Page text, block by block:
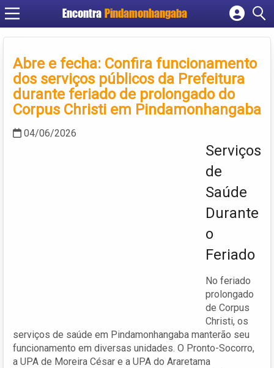
Encontra Pindamonhangaba
Cadastrar empresa
Criar conta
Abre e fecha: Confira funcionamento
dos serviços públicos da Prefeitura
durante feriado de prolongado do
Corpus Christi em Pindamonhangaba
04/06/2026
Serviços
de
Saúde
Durante
o
Feriado
No feriado
prolongado
de Corpus
Christi, os
serviços de saúde em Pindamonhangaba manterão seu
funcionamento em diversas unidades. O Pronto-Socorro,
a UPA de Moreira César e a UPA do Araretama